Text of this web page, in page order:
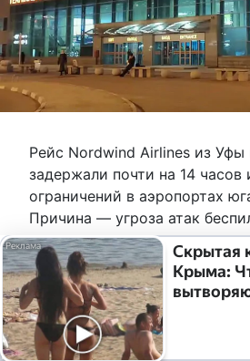
Рейс Nordwind Airlines из Уфы
задержали почти на 14 часов
ограничений в аэропортах
Причина — угроза атак
0 1.8к.
атака беспилотникабезопасность
Вячеслав Шамшияров
Скрытая
Крыма:
Главная Поделиться